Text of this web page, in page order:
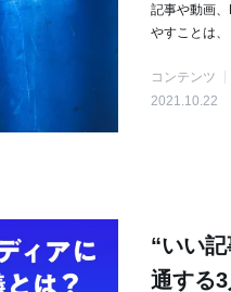
記事や動画
やすことは
コンテンツ
2021.10.22
“いい
通する